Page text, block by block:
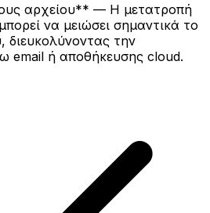
αρχείου** — Η μετατροπή
να μειώσει σημαντικά το
διευκολύνοντας την
email ή αποθήκευσης cloud.